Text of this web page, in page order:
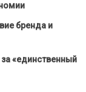
бренда и
«единственный